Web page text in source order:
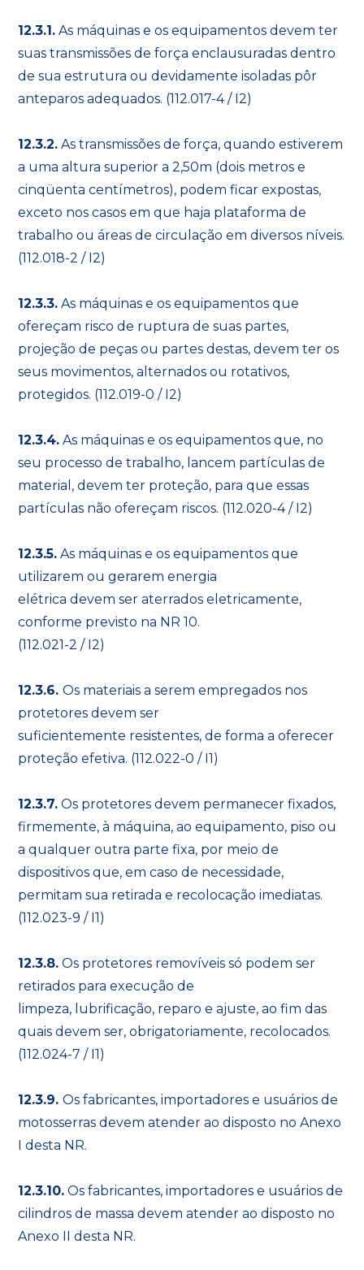
12.3.1. As máquinas e os equipamentos devem ter
suas transmissões de força enclausuradas dentro
de sua estrutura ou devidamente isoladas pôr
anteparos adequados. (112.017-4 / I2)
12.3.2. As transmissões de força, quando estiverem
a uma altura superior a 2,50m (dois metros e
cinqüenta centímetros), podem ficar expostas,
exceto nos casos em que haja plataforma de
trabalho ou áreas de circulação em diversos níveis.
(112.018-2 / I2)
12.3.3. As máquinas e os equipamentos que
ofereçam risco de ruptura de suas partes,
projeção de peças ou partes destas, devem ter os
seus movimentos, alternados ou rotativos,
protegidos. (112.019-0 / I2)
12.3.4. As máquinas e os equipamentos que, no
seu processo de trabalho, lancem partículas de
material, devem ter proteção, para que essas
partículas não ofereçam riscos. (112.020-4 / I2)
12.3.5. As máquinas e os equipamentos que
utilizarem ou gerarem energia
elétrica devem ser aterrados eletricamente,
conforme previsto na NR 10.
(112.021-2 / I2)
12.3.6.Os materiais a serem empregados nos
protetores devem ser
suficientemente resistentes, de forma a oferecer
proteção efetiva. (112.022-0 / I1)
12.3.7. Os protetores devem permanecer fixados,
firmemente, à máquina, ao equipamento, piso ou
a qualquer outra parte fixa, por meio de
dispositivos que, em caso de necessidade,
permitam sua retirada e recolocação imediatas.
(112.023-9 / I1)
12.3.8. Os protetores removíveis só podem ser
retirados para execução de
limpeza, lubrificação, reparo e ajuste, ao fim das
quais devem ser, obrigatoriamente, recolocados.
(112.024-7 / I1)
12.3.9.Os fabricantes, importadores e usuários de
motosserras devem atender ao disposto no Anexo
I desta NR.
12.3.10. Os fabricantes, importadores e usuários de
cilindros de massa devem atender ao disposto no
Anexo II desta NR.